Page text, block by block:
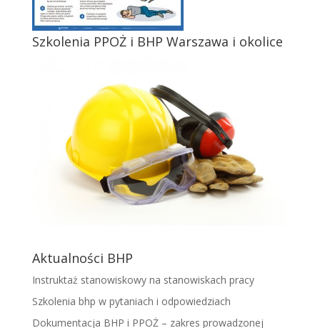
Szkolenia PPOŻ i BHP Warszawa i okolice
Aktualności BHP
Instruktaż stanowiskowy na stanowiskach pracy
Szkolenia bhp w pytaniach i odpowiedziach
Dokumentacja BHP i PPOŻ – zakres prowadzonej